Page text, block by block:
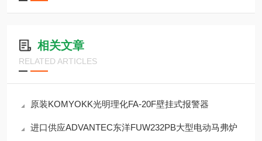
相关文章
RELATED ARTICLES
原装KOMYOKK光明理化FA-20F壁挂式报警器
进口供应ADVANTEC东洋FUW232PB大型电动马弗炉